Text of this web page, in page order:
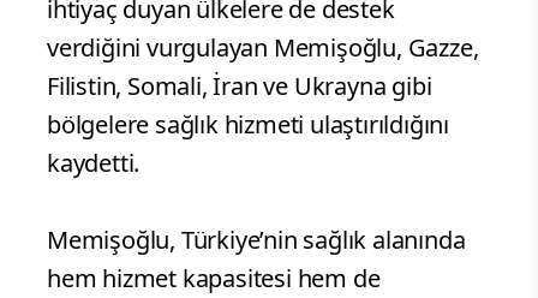
ihtiyaç duyan ülkelere de destek
verdiğini vurgulayan Memişoğlu, Gazze,
Filistin, Somali, İran ve Ukrayna gibi
bölgelere sağlık hizmeti ulaştırıldığını
kaydetti.
Memişoğlu, Türkiye’nin sağlık alanında
hem hizmet kapasitesi hem de